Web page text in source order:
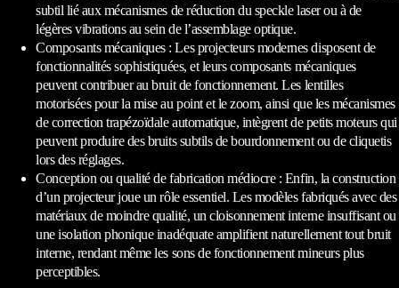
subtil lié aux mécanismes de réduction du speckle laser ou à de
légères vibrations au sein de l’assemblage optique.
Composants mécaniques : Les projecteurs modernes disposent de
fonctionnalités sophistiquées, et leurs composants mécaniques
peuvent contribuer au bruit de fonctionnement. Les lentilles
motorisées pour la mise au point et le zoom, ainsi que les mécanismes
de correction trapézoïdale automatique, intègrent de petits moteurs qui
peuvent produire des bruits subtils de bourdonnement ou de cliquetis
lors des réglages.
Conception ou qualité de fabrication médiocre : Enfin, la construction
d’un projecteur joue un rôle essentiel. Les modèles fabriqués avec des
matériaux de moindre qualité, un cloisonnement interne insuffisant ou
une isolation phonique inadéquate amplifient naturellement tout bruit
interne, rendant même les sons de fonctionnement mineurs plus
perceptibles.